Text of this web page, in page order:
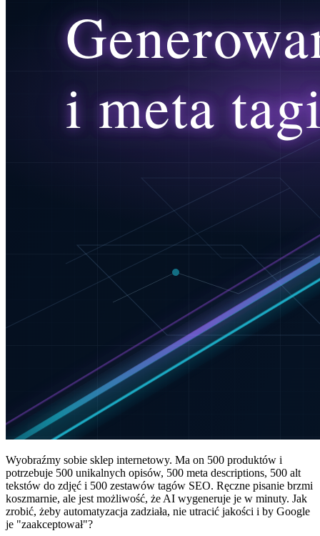
Wyobraźmy sobie sklep internetowy. Ma on 500 produktów i
potrzebuje 500 unikalnych opisów, 500 meta descriptions, 500 alt
tekstów do zdjęć i 500 zestawów tagów SEO. Ręczne pisanie brzmi
koszmarnie, ale jest możliwość, że AI wygeneruje je w minuty. Jak
zrobić, żeby automatyzacja zadziała, nie utracić jakości i by Google
je "zaakceptował"?